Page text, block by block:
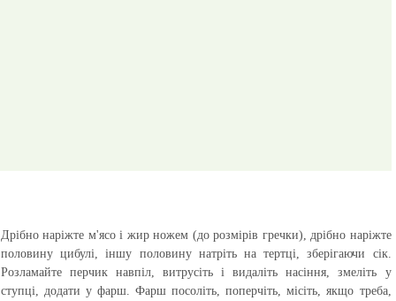
Дрібно наріжте м'ясо і жир ножем (до розмірів гречки), дрібно наріжте
половину цибулі, іншу половину натріть на тертці, зберігаючи сік.
Розламайте перчик навпіл, витрусіть і видаліть насіння, змеліть у
ступці, додати у фарш. Фарш посоліть, поперчіть, місіть, якщо треба,